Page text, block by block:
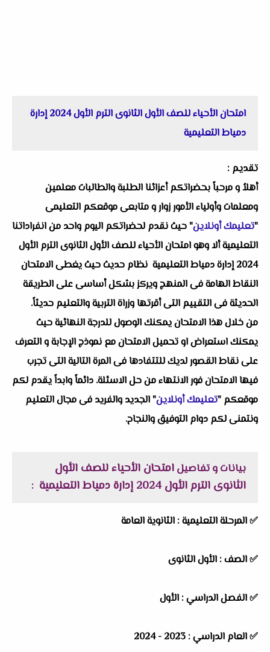
امتحان الأحياء للصف الأول الثانوى الترم الأول 2024 إدارة
دمياط التعليمية
تقديم :
أهلاُ و مرحباً بحضراتكم أعزائنا الطلبة والطالبات معلمين
ومعلمات وأولياء الأمور زوار و متابعى موقعكم التعليمى
"تعليمك أونلاين" حيث نقدم لحضراتكم اليوم واحد من انفراداتنا
التعليمية ألا وهو امتحان الأحياء للصف الأول الثانوى الترم الأول
2024 إدارة دمياط التعليمية نظام حديث حيث يغطى الامتحان
النقاط الهامة فى المنهج ويركز بشكل أساسى على الطريقة
الحديثة فى التقييم التى أقرتها وزراة التربية والتعليم حديثاً.
من خلال هذا الامتحان يمكنك الوصول للدرجة النهائية حيث
يمكنك استعراض او تحميل الامتحان مع نموذج الإجابة و التعرف
على نقاط القصور لديك للتتفادها فى المرة التالية التى تجرب
فيها الامتحان فور الانتهاء من حل الاسئلة. دائماً وابداً يقدم لكم
موقعكم "تعليمك أونلاين" الجديد والفريد فى مجال التعليم
ونتمنى لكم دوام التوفيق والنجاح.
بيانات و تفاصيلامتحان الأحياء للصف الأول
الثانوى الترم الأول 2024 إدارة دمياط التعليمية
:
✅المرحلة التعليمية : الثانوية العامة
✅الصف : الأول الثانوى
✅الفصل الدراسي : الأول
✅العام الدراسي :